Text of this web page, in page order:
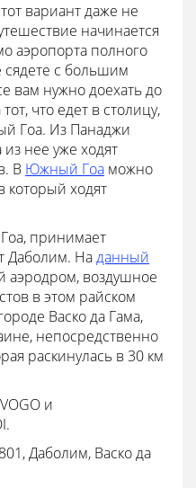
вариант даже не
начинается
аэропорта полного
сядете с большим
вам нужно доехать до
что едет в столицу,
Гоа. Из Панаджи
нее уже ходят
В Южный Гоа можно
который ходят
принимает
Даболим. Наданный
аэродром, воздушное
в этом райском
Васко да Гама,
непосредственно
раскинулась в 30 км
и
Даболим, Васко да